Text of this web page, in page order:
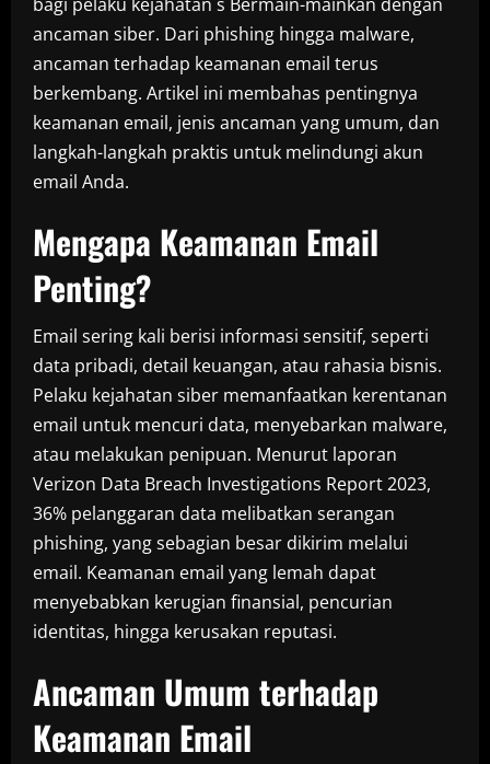
ancaman siber. Dari phishing hingga malware,
ancaman terhadap keamanan email terus
berkembang. Artikel ini membahas pentingnya
keamanan email, jenis ancaman yang umum, dan
langkah-langkah praktis untuk melindungi akun
email Anda.
Mengapa Keamanan Email
Penting?
Email sering kali berisi informasi sensitif, seperti
data pribadi, detail keuangan, atau rahasia bisnis.
Pelaku kejahatan siber memanfaatkan kerentanan
email untuk mencuri data, menyebarkan malware,
atau melakukan penipuan. Menurut laporan
Verizon Data Breach Investigations Report 2023,
36% pelanggaran data melibatkan serangan
phishing, yang sebagian besar dikirim melalui
email. Keamanan email yang lemah dapat
menyebabkan kerugian finansial, pencurian
identitas, hingga kerusakan reputasi.
Ancaman Umum terhadap
Keamanan Email